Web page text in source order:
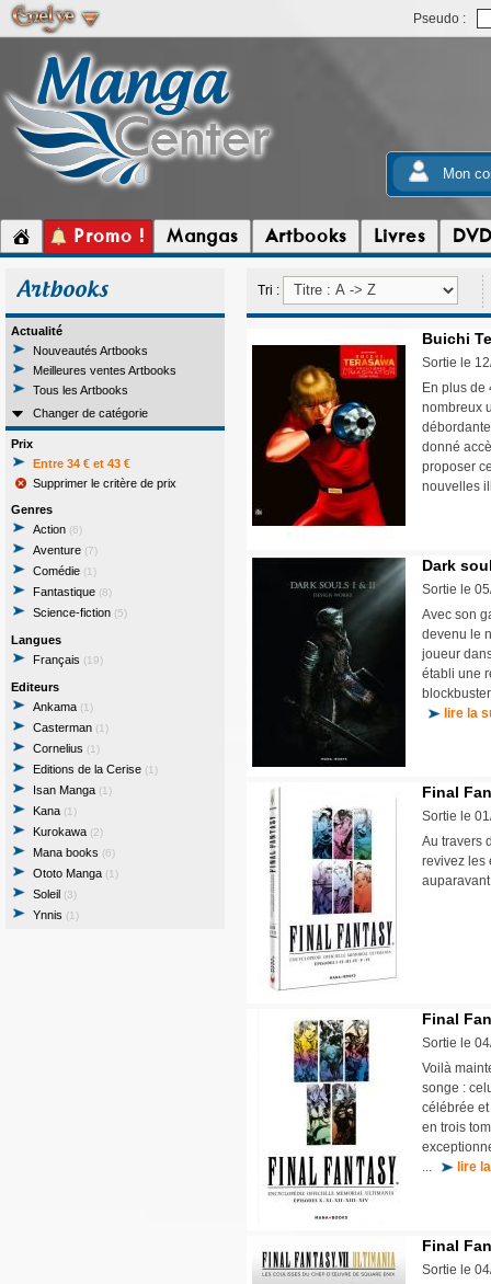
Pseudo :
Mon
Promo ! Mangas Artbooks Livres DVD
Artbooks
Actualité
Nouveautés Artbooks
Meilleures ventes Artbooks
Tous les Artbooks
Changer de catégorie
Prix
Entre 34 € et 43 €
Supprimer le critère de prix
Genres
Action (6)
Aventure (7)
Comédie (1)
Fantastique (8)
Science-fiction (5)
Langues
Français (19)
Editeurs
Ankama (1)
Casterman (1)
Cornelius (1)
Editions de la Cerise (1)
Isan Manga (1)
Kana (1)
Kurokawa (2)
Mana books (6)
Ototo Manga (1)
Soleil (3)
Ynnis (1)
Tri :
Buichi
Sortie le
En plus de
nombreux
donné
proposer
nouvelles
Dark
Sortie le
Avec son
devenu le
joueur
établi une
lire la
Final
Sortie le
Au travers
revivez les
Final
Sortie le
Voilà
songe :
célébrée
en trois
...
lire
Final
Sortie le